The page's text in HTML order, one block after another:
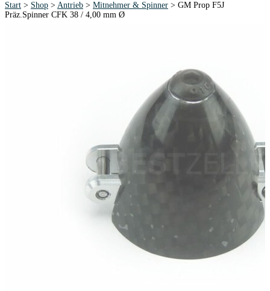
Start > Shop > Antrieb > Mitnehmer & Spinner > GM Prop F5J
Präz.Spinner CFK 38 / 4,00 mm Ø